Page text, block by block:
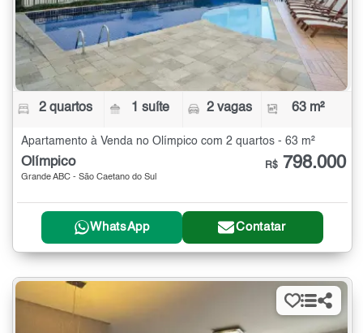
2 quartos 1 suíte 2 vagas 63 m²
Apartamento à Venda no Olímpico com 2 quartos - 63 m²
Olímpico
Grande ABC - São Caetano do Sul
R$ 798.000
WhatsApp Contatar